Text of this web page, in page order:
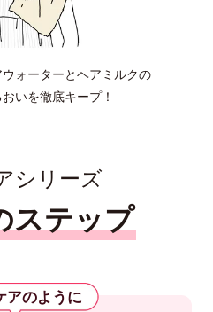
ォーターとヘアミルクの
いを徹底キープ！
シリーズ
ステップ
アのように